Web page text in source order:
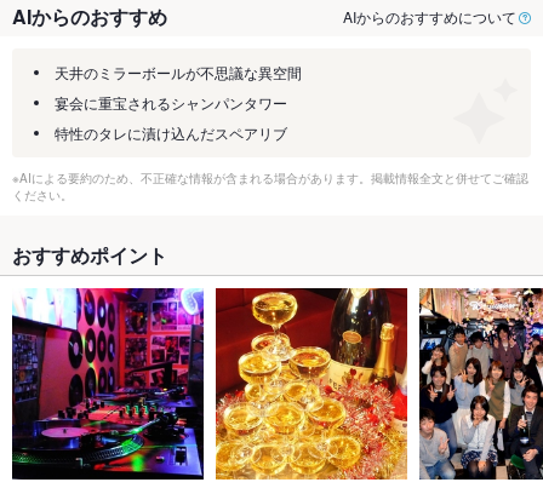
AIからのおすすめ AIからのおすすめについて
天井のミラーボールが不思議な異空間
宴会に重宝されるシャンパンタワー
特性のタレに漬け込んだスペアリブ
※AIによる要約のため、不正確な情報が含まれる場合があります。掲載情報全文と併せてご確認
ください。
おすすめポイント